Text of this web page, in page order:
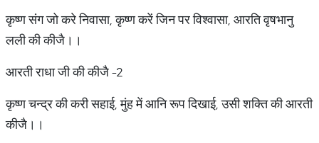
कृष्ण संग जो करे निवासा, कृष्ण करें जिन पर विश्वासा, आरति वृषभानु
लली की कीजै।।
आरती राधा जी की कीजै -2
कृष्ण चन्द्र की करी सहाई, मुंह में आनि रूप दिखाई, उसी शक्ति की आरती
कीजै।।